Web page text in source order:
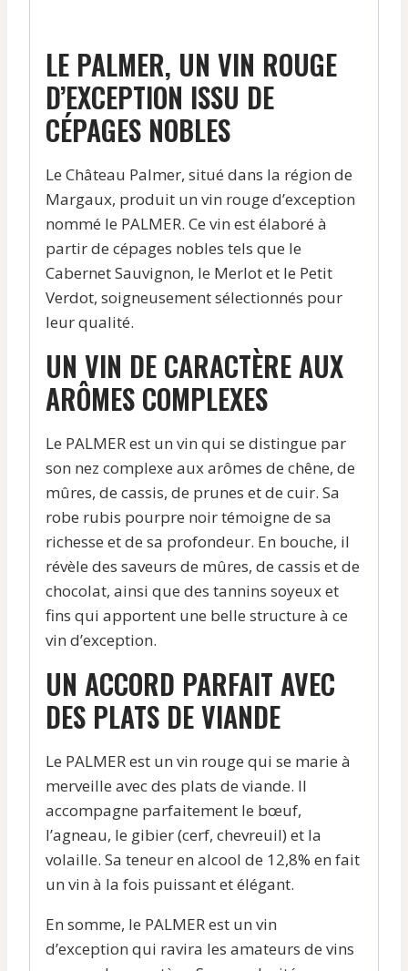
LE PALMER, UN VIN ROUGE
D’EXCEPTION ISSU DE
CÉPAGES NOBLES
Le Château Palmer, situé dans la région de
Margaux, produit un vin rouge d’exception
nommé le PALMER. Ce vin est élaboré à
partir de cépages nobles tels que le
Cabernet Sauvignon, le Merlot et le Petit
Verdot, soigneusement sélectionnés pour
leur qualité.
UN VIN DE CARACTÈRE AUX
ARÔMES COMPLEXES
Le PALMER est un vin qui se distingue par
son nez complexe aux arômes de chêne, de
mûres, de cassis, de prunes et de cuir. Sa
robe rubis pourpre noir témoigne de sa
richesse et de sa profondeur. En bouche, il
révèle des saveurs de mûres, de cassis et de
chocolat, ainsi que des tannins soyeux et
fins qui apportent une belle structure à ce
vin d’exception.
UN ACCORD PARFAIT AVEC
DES PLATS DE VIANDE
Le PALMER est un vin rouge qui se marie à
merveille avec des plats de viande. Il
accompagne parfaitement le bœuf,
l’agneau, le gibier (cerf, chevreuil) et la
volaille. Sa teneur en alcool de 12,8% en fait
un vin à la fois puissant et élégant.
En somme, le PALMER est un vin
d’exception qui ravira les amateurs de vins